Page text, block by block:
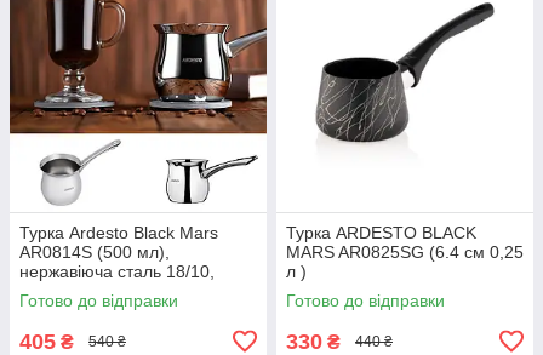
Турка Ardesto Black Mars
AR0814S (500 мл),
нержавіюча сталь 18/10,
виробництво Туреччина
Готово до відправки
405 ₴ 540 ₴
Турка ARDESTO BLACK
MARS AR0825SG (6.4 см 0,25
л )
Готово до відправки
330 ₴ 440 ₴